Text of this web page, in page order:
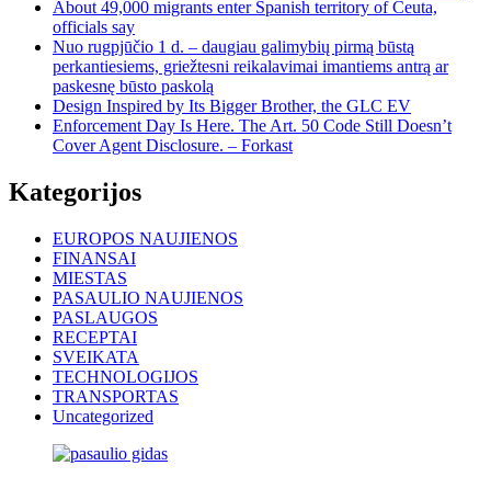
About 49,000 migrants enter Spanish territory of Ceuta,
officials say
Nuo rugpjūčio 1 d. – daugiau galimybių pirmą būstą
perkantiesiems, griežtesni reikalavimai imantiems antrą ar
paskesnę būsto paskolą
Design Inspired by Its Bigger Brother, the GLC EV
Enforcement Day Is Here. The Art. 50 Code Still Doesn’t
Cover Agent Disclosure. – Forkast
Kategorijos
EUROPOS NAUJIENOS
FINANSAI
MIESTAS
PASAULIO NAUJIENOS
PASLAUGOS
RECEPTAI
SVEIKATA
TECHNOLOGIJOS
TRANSPORTAS
Uncategorized